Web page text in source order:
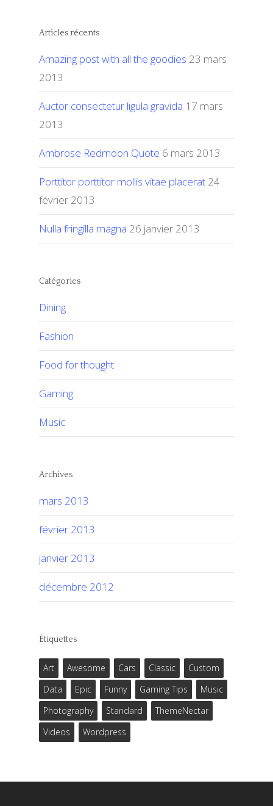
Articles récents
Amazing post with all the goodies 23 mars
2013
Auctor consectetur ligula gravida 17 mars
2013
Ambrose Redmoon Quote 6 mars 2013
Porttitor porttitor mollis vitae placerat 24
février 2013
Nulla fringilla magna 26 janvier 2013
Catégories
Dining
Fashion
Food for thought
Gaming
Music
Archives
mars 2013
février 2013
janvier 2013
décembre 2012
Étiquettes
Art Awesome Cars Classic
Custom
Data
Epic Funny Gaming Tips
Music
Photography
Standard
ThemeNectar
Videos
Wordpress